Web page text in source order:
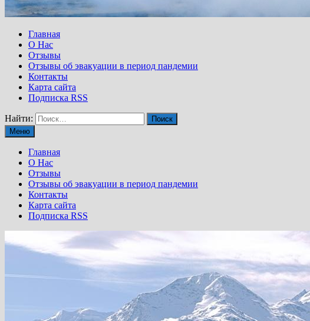
Главная
О Нас
Отзывы
Отзывы об эвакуации в период пандемии
Контакты
Карта сайта
Подписка RSS
Найти:
Меню
Главная
О Нас
Отзывы
Отзывы об эвакуации в период пандемии
Контакты
Карта сайта
Подписка RSS